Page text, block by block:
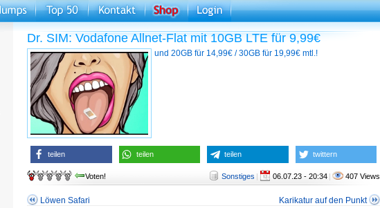
Dr. SIM: Vodafone Allnet-Flat mit 10GB LTE für 9,99€
und 20GB für 14,99€ / 30GB für 19,99€ mtl.!
teilen teilen teilen twittern
Voten! Sonstiges | 06.07.23 - 20:34 | 407 Views
Löwen Safari Karikatur auf den Punkt